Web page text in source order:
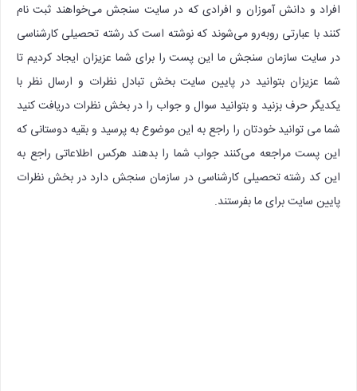
افراد و دانش آموزان و افرادی که در سایت سنجش می‌خواهند ثبت نام
کنند با عبارتی روبه‌رو می‌شوند که نوشته است کد رشته تحصیلی کارشناسی
در سایت سازمان سنجش ما این پست را برای شما عزیزان ایجاد کردیم تا
شما عزیزان بتوانید در پایین سایت بخش تبادل نظرات و ارسال نظر با
یکدیگر حرف بزنید و بتوانید سوال و جواب را در بخش نظرات دریافت کنید
شما می توانید خودتان را راجع به این موضوع به پرسید و بقیه دوستانی که
این پست مراجعه می‌کنند جواب شما را بدهند هرکس اطلاعاتی راجع به
این کد رشته تحصیلی کارشناسی در سازمان سنجش دارد در بخش نظرات
پایین سایت برای ما بفرستند.